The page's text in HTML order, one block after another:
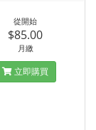
從開始
$85.00
月繳
立即購買